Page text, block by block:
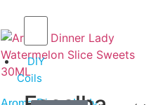
DIY
Coils